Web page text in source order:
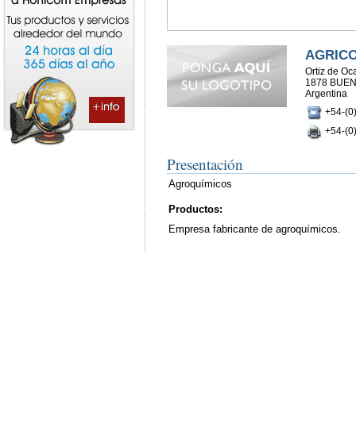
Ortiz de
1878
Argentina
+54-
+54-
Presentación
Agroquímicos
Productos:
Empresa fabricante de agroquímicos.